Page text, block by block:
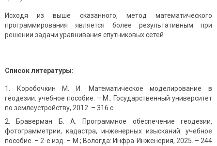
Исходя из выше сказанного, метод математического
программирования является более результативным при
решении задачи уравнивания спутниковых сетей.
Список литературы:
Коробочкин М. И. Математическое моделирование в
геодезии: учебное пособие. – М.: Государственный университет
по землеустройству, 2012. – 316 с.
Браверман Б. А. Программное обеспечение геодезии,
фотограмметрии, кадастра, инженерных изысканий: учебное
пособие. – 2-е изд. – М.; Вологда: Инфра-Инженерия, 2025. – 244